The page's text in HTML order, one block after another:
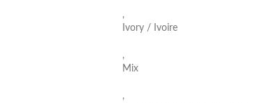
,
Ivory / Ivoire
,
Mix
,